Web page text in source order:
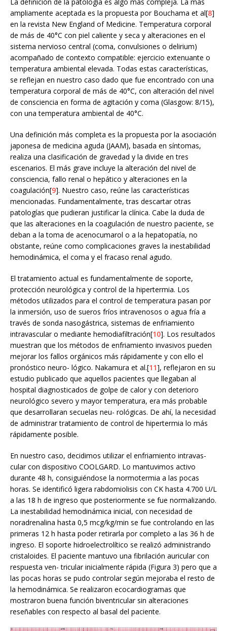
ampliamente aceptada es la propuesta por Bouchama et al[8]
en la revista New England of Medicine. Temperatura corporal
de más de 40°C con piel caliente y seca y alteraciones en el
sistema nervioso central (coma, convulsiones o delirium)
acompañado de contexto compatible: ejercicio extenuante o
temperatura ambiental elevada. Todas estas características,
se reflejan en nuestro caso dado que fue encontrado con una
temperatura corporal de más de 40°C, con alteración del nivel
de consciencia en forma de agitación y coma (Glasgow: 8/15),
con una temperatura ambiental de 40°C.
Una definición más completa es la propuesta por la asociación
japonesa de medicina aguda (JAAM), basada en síntomas,
realiza una clasificación de gravedad y la divide en tres
escenarios. El más grave incluye la alteración del nivel de
consciencia, fallo renal o hepático y alteraciones en la
coagulación[9]. Nuestro caso, reúne las características
mencionadas. Fundamentalmente, tras descartar otras
patologías que pudieran justificar la clínica. Cabe la duda de
que las alteraciones en la coagulación de nuestro paciente, se
deban a la toma de acenocumarol o a la hepatopatía, no
obstante, reúne como complicaciones graves la inestabilidad
hemodinámica, el coma y el fracaso renal agudo.
El tratamiento actual es fundamentalmente de soporte,
protección neurológica y control de la hipertermia. Los
métodos utilizados para el control de temperatura pasan por
la inmersión, uso de sueros fríos intravenosos o agua fría a
través de sonda nasogástrica, sistemas de enfriamiento
intravascular o mediante hemodiafiltración[10]. Los resultados
muestran que los métodos de enfriamiento invasivos pueden
mejorar los fallos orgánicos más rápidamente y con ello el
pronóstico neuro- lógico. Nakamura et al.[11], reflejaron en su
estudio publicado que aquellos pacientes que llegaban al
hospital diagnosticados de golpe de calor y con deterioro
neurológico severo y mayor temperatura, era más probable
que desarrollaran secuelas neu- rológicas. De ahí, la necesidad
de administrar tratamiento de control de hipertermia lo más
rápidamente posible.
En nuestro caso, decidimos utilizar el enfriamiento intravas-
cular con dispositivo COOLGARD. Lo mantuvimos activo
durante 48 h, consiguiéndose la normotermia a las pocas
horas. Se identificó ligera rabdomiolisis con CK hasta 4.700 U/L
a las 18 h de ingreso que posteriormente se fue normalizando.
La inestabilidad hemodinámica inicial, con necesidad de
noradrenalina hasta 0,5 mcg/kg/min se fue controlando en las
primeras 12 h hasta poder retirarla por completo a las 36 h de
ingreso. El soporte hidroelectrolítico se realizó administrando
cristaloides. El paciente mantuvo una fibrilación auricular con
respuesta ven- tricular inicialmente rápida (Figura 3) pero que a
las pocas horas se pudo controlar según mejoraba el resto de
la hemodinámica. Se realizaron ecocardiogramas que
mostraron buena función biventricular sin alteraciones
reseñables con respecto al basal del paciente.